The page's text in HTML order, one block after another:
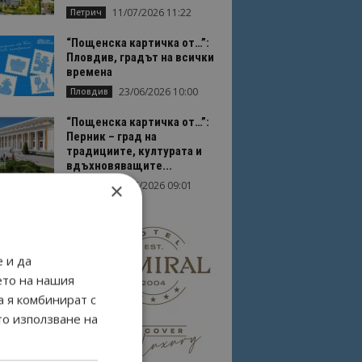
Петрич 11/07/2026 11:22
“Пощенска картичка от…”:
Пловдив, градът на всички
времена
Пловдив 23/06/2026 10:00
“Пощенска картичка от…”:
Перник – град на
традициите, културата и
вдъхновяващите...
17/06/2026 09:01
×
и да
на нашия
я комбинират с
използване на